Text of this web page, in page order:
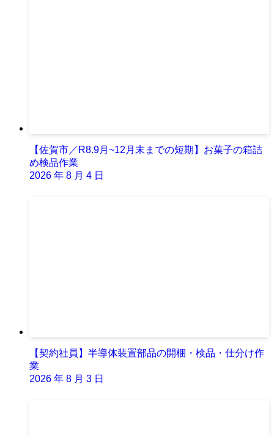
【佐賀市／R8.9月~12月末までの短期】お菓子の箱詰
め検品作業
2026 年 8 月 4 日
【契約社員】半導体装置部品の開梱・検品・仕分け作
業
2026 年 8 月 3 日